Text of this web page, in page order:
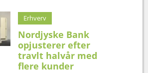
Erhverv
Nordjyske Bank
opjusterer efter
travlt halvår med
flere kunder